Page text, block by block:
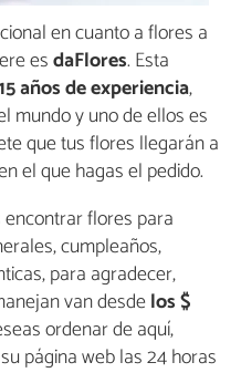
en cuanto a flores a
esdaFlores. Esta
años de experiencia,
mundo y uno de ellos es
que tus flores llegarán a
el que hagas el pedido.
flores para
cumpleaños,
para agradecer,
van desdelos $
ordenar de aquí,
página web las 24 horas